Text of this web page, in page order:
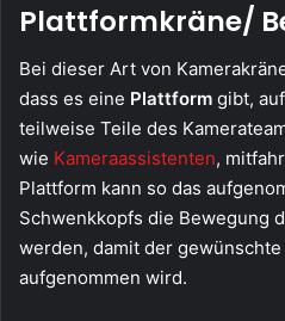
Plattformkräne/
Bei dieser Art von
dass es eine Plattform gibt,
teilweise Teile des
wie Kameraassistenten,
Plattform kann so das
Schwenkkopfs die Bewegung
werden, damit der
aufgenommen wird.